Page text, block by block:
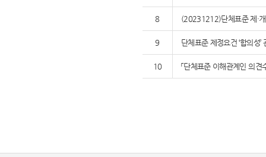
8 (20231212)단체표준 제·
9 단체표준 제정요건 ‘합의성
10 「단체표준 이해관계인 의